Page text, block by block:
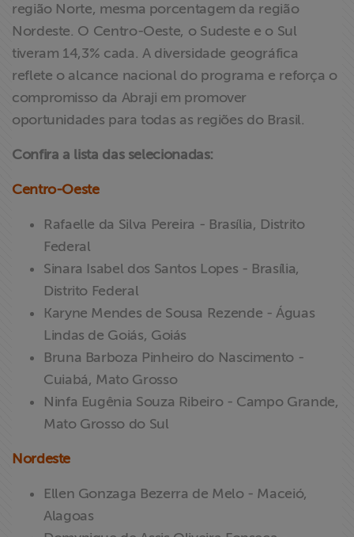
região Norte, mesma porcentagem da região
Nordeste. O Centro-Oeste, o Sudeste e o Sul
tiveram 14,3% cada. A diversidade geográfica
reflete o alcance nacional do programa e reforça o
compromisso da Abraji em promover
oportunidades para todas as regiões do Brasil.
Confira a lista das selecionadas:
Centro-Oeste
Rafaelle da Silva Pereira - Brasília, Distrito
Federal
Sinara Isabel dos Santos Lopes - Brasília,
Distrito Federal
Karyne Mendes de Sousa Rezende - Águas
Lindas de Goiás, Goiás
Bruna Barboza Pinheiro do Nascimento -
Cuiabá, Mato Grosso
Ninfa Eugênia Souza Ribeiro - Campo Grande,
Mato Grosso do Sul
Nordeste
Ellen Gonzaga Bezerra de Melo - Maceió,
Alagoas